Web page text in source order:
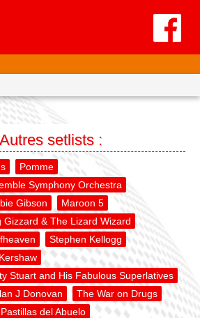
Autres setlists :
Pomme
Symphony Orchestra
Gibson
Maroon 5
Gizzard & The Lizard Wizard
Stephen Kellogg
Stuart and His Fabulous Superlatives
J Donovan
The War on Drugs
del Abuelo